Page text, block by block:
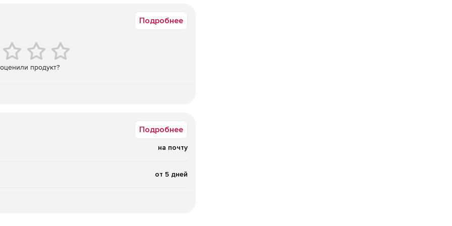
или инфицированного объекта системный адми­
быть написан на любом языке.
могут быть перенесены в карантин, где в
почтового трафика Антивирус Касперского также по­
Подробнее
продукт?
Подробнее
на почту
от 5 дней